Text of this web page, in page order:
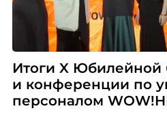
Итоги X Юбилейной
и конференции по
персоналом